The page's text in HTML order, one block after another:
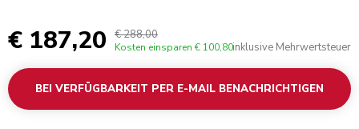
€ 187,20 € 288,00
Kosten einsparen € 100,80inklusive Mehrwertsteuer
BEI VERFÜGBARKEIT PER E-MAIL BENACHRICHTIGEN